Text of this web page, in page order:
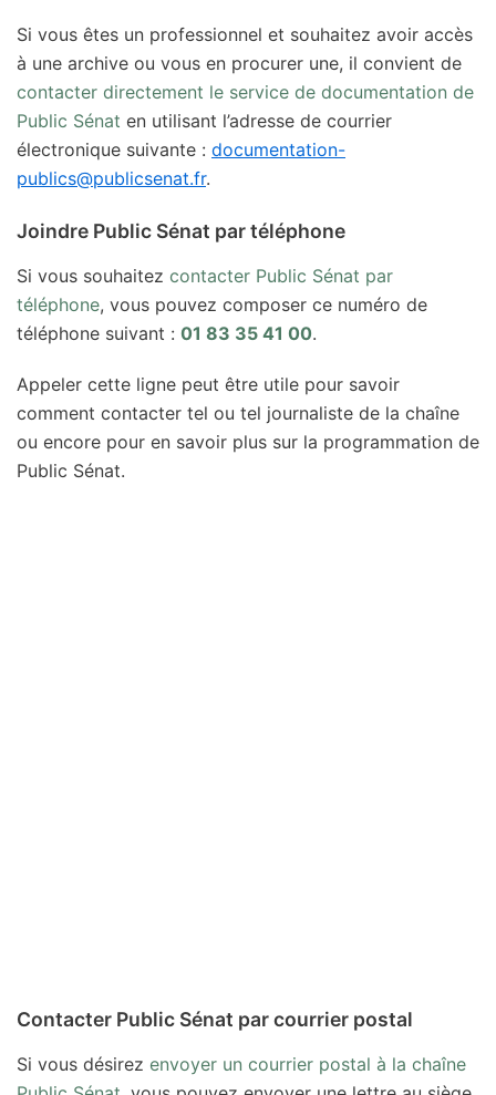
Si vous êtes un professionnel et souhaitez avoir accès
à une archive ou vous en procurer une, il convient de
contacter directement le service de documentation de
Public Sénat en utilisant l’adresse de courrier
électronique suivante : documentation-
publics@publicsenat.fr.
Joindre Public Sénat par téléphone
Si vous souhaitez contacter Public Sénat par
téléphone, vous pouvez composer ce numéro de
téléphone suivant : 01 83 35 41 00.
Appeler cette ligne peut être utile pour savoir
comment contacter tel ou tel journaliste de la chaîne
ou encore pour en savoir plus sur la programmation de
Public Sénat.
Contacter Public Sénat par courrier postal
Si vous désirez envoyer un courrier postal à la chaîne